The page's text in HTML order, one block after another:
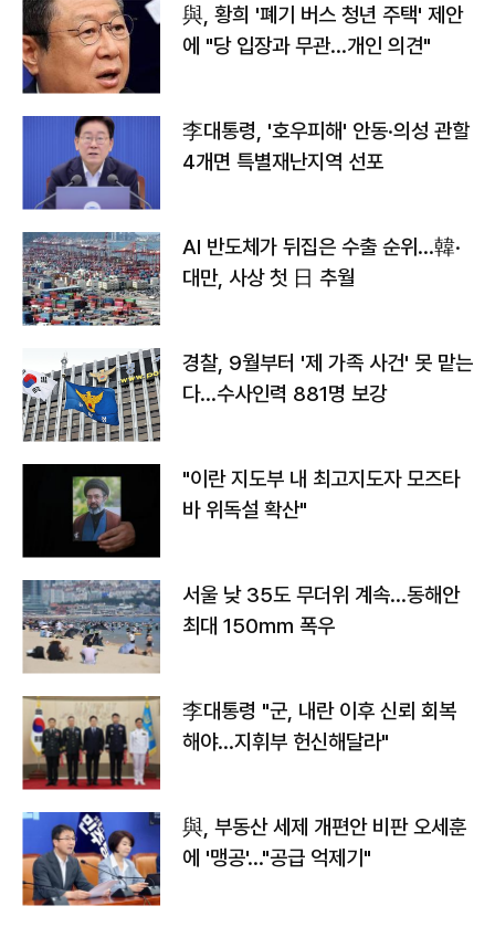
與, 황희 '폐기 버스 청년 주택' 제안
에 "당 입장과 무관…개인 의견"
李대통령, '호우피해' 안동·의성 관할
4개면 특별재난지역 선포
AI 반도체가 뒤집은 수출 순위…韓·
대만, 사상 첫 日 추월
경찰, 9월부터 '제 가족 사건' 못 맡는
다…수사인력 881명 보강
"이란 지도부 내 최고지도자 모즈타
바 위독설 확산"
서울 낮 35도 무더위 계속…동해안
최대 150㎜ 폭우
李대통령 "군, 내란 이후 신뢰 회복
해야…지휘부 헌신해달라"
與, 부동산 세제 개편안 비판 오세훈
에 '맹공'…"공급 억제기"